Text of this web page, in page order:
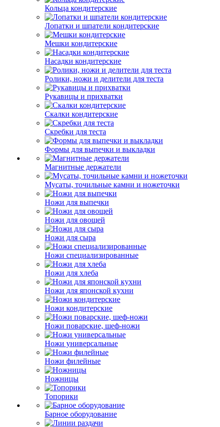
Кольца кондитерские
Лопатки и шпатели кондитерские
Мешки кондитерские
Насадки кондитерские
Ролики, ножи и делители для теста
Рукавицы и прихватки
Скалки кондитерские
Скребки для теста
Формы для выпечки и выкладки
Магнитные держатели
Мусаты, точильные камни и ножеточки
Ножи для выпечки
Ножи для овощей
Ножи для сыра
Ножи специализированные
Ножи для хлеба
Ножи для японской кухни
Ножи кондитерские
Ножи поварские, шеф-ножи
Ножи универсальные
Ножи филейные
Ножницы
Топорики
Барное оборудование